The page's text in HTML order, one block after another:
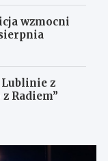
wzmocni
z
Radiem”